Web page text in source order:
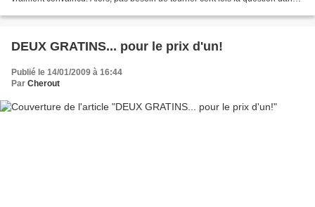
DEUX GRATINS... pour le prix d'un!
Publié le 14/01/2009 à 16:44
Par Cherout